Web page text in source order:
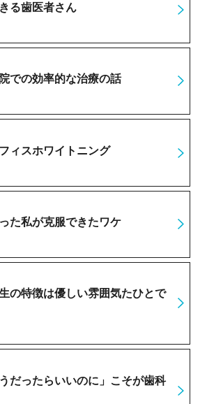
る歯医者さん
での効率的な治療の話
ィスホワイトニング
た私が克服できたワケ
の特徴は優しい雰囲気たひとで
だったらいいのに」こそが歯科